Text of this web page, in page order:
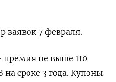
заявок 7 февраля.
не выше 110
сроке 3 года. Купоны